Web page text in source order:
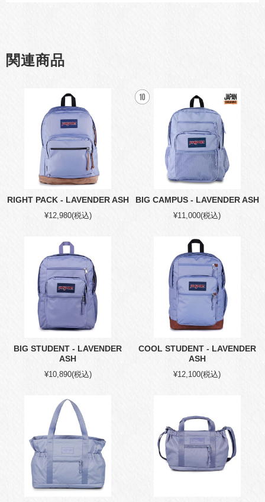
関連商品
RIGHT PACK - LAVENDER ASH
¥12,980(税込)
BIG CAMPUS - LAVENDER ASH
¥11,000(税込)
BIG STUDENT - LAVENDER
ASH
¥10,890(税込)
COOL STUDENT - LAVENDER
ASH
¥12,100(税込)